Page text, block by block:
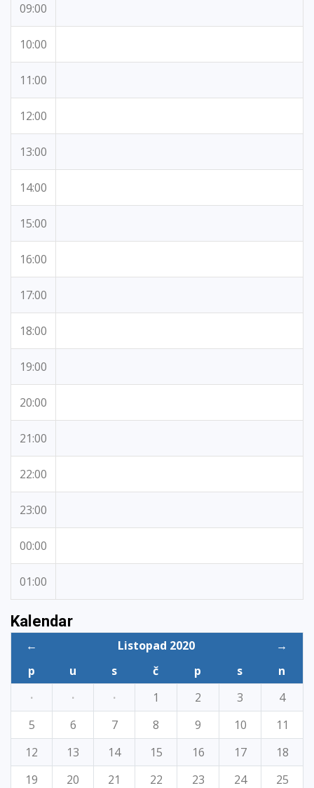
09:00
10:00
11:00
12:00
13:00
14:00
15:00
16:00
17:00
18:00
19:00
20:00
21:00
22:00
23:00
00:00
01:00
Kalendar
← Listopad 2020
→
p
u s č p s
n
·
· · 1 2 3
4
5
6 7 8 9 10
11
12
13 14 15 16 17
18
19
20 21 22 23 24
25